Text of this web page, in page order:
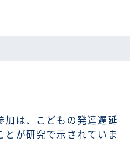
加は、こどもの発達遅延
とが研究で示されていま